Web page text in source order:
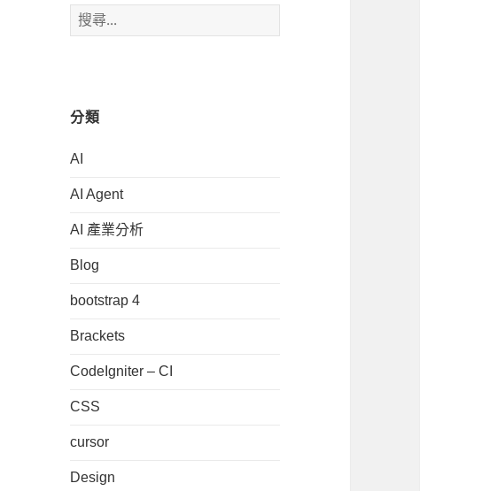
搜
尋
分類
AI
AI Agent
AI 產業分析
Blog
bootstrap 4
Brackets
CodeIgniter – CI
CSS
cursor
Design